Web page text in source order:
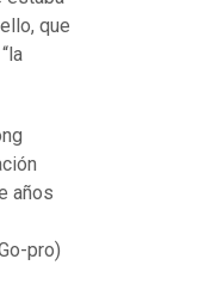
que
años
pro)